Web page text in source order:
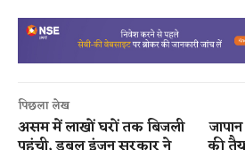
पिछला लेख
असम में लाखों घरों तक बिजली